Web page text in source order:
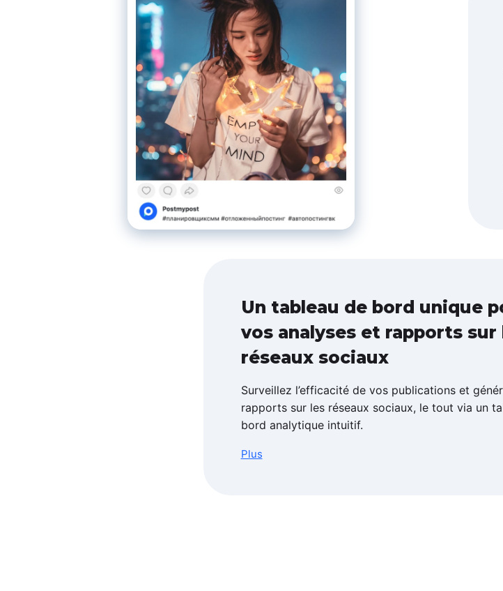
Un tableau de bord unique
vos analyses et rapports sur
réseaux sociaux
Surveillez l’efficacité de vos publications et
rapports sur les réseaux sociaux, le tout via un
bord analytique intuitif.
Plus